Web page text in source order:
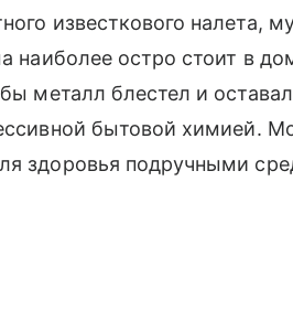
известкового налета,
наиболее остро стоит в
металл блестел и
бытовой химией.
здоровья подручными